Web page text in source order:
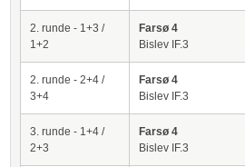
2. runde - 1+3 /
1+2
Farsø 4
Bislev IF.3
2. runde - 2+4 /
3+4
Farsø 4
Bislev IF.3
3. runde - 1+4 /
2+3
Farsø 4
Bislev IF.3